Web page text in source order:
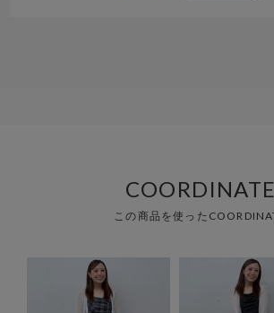
COORDINATE
この商品を使った